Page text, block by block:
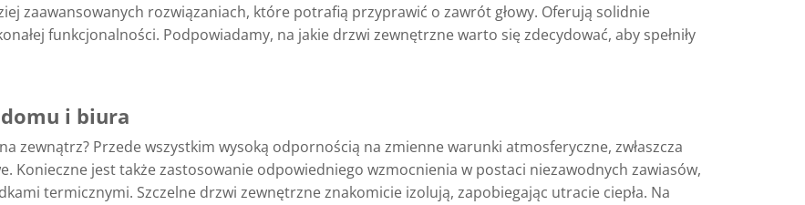
zaawansowanych rozwiązaniach, które potrafią przyprawić o zawrót głowy. Oferują solidnie
funkcjonalności. Podpowiadamy, na jakie drzwi zewnętrzne warto się zdecydować, aby spełniły
i biura
zewnątrz? Przede wszystkim wysoką odpornością na zmienne warunki atmosferyczne, zwłaszcza
jest także zastosowanie odpowiedniego wzmocnienia w postaci niezawodnych zawiasów,
termicznymi. Szczelne drzwi zewnętrzne znakomicie izolują, zapobiegając utracie ciepła. Na